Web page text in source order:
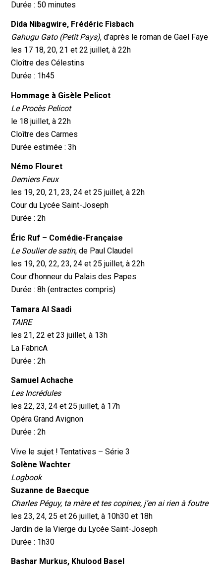
Durée : 50 minutes
Dida Nibagwire, Frédéric Fisbach
Gahugu Gato (Petit Pays), d’après le roman de Gaël Faye
les 17 18, 20, 21 et 22 juillet, à 22h
Cloître des Célestins
Durée : 1h45
Hommage à Gisèle Pelicot
Le Procès Pelicot
le 18 juillet, à 22h
Cloître des Carmes
Durée estimée : 3h
Némo Flouret
Derniers Feux
les 19, 20, 21, 23, 24 et 25 juillet, à 22h
Cour du Lycée Saint-Joseph
Durée : 2h
Éric Ruf – Comédie-Française
Le Soulier de satin, de Paul Claudel
les 19, 20, 22, 23, 24 et 25 juillet, à 22h
Cour d’honneur du Palais des Papes
Durée : 8h (entractes compris)
Tamara Al Saadi
TAIRE
les 21, 22 et 23 juillet, à 13h
La FabricA
Durée : 2h
Samuel Achache
Les Incrédules
les 22, 23, 24 et 25 juillet, à 17h
Opéra Grand Avignon
Durée : 2h
Vive le sujet ! Tentatives – Série 3
Solène Wachter
Logbook
Suzanne de Baecque
Charles Péguy, ta mère et tes copines, j’en ai rien à foutre
les 23, 24, 25 et 26 juillet, à 10h30 et 18h
Jardin de la Vierge du Lycée Saint-Joseph
Durée : 1h30
Bashar Murkus, Khulood Basel